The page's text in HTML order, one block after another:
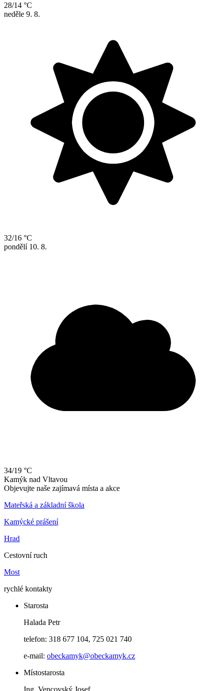
28/14 °C
neděle 9. 8.
32/16 °C
pondělí 10. 8.
34/19 °C
Kamýk nad Vltavou
Objevujte naše zajímavá místa a akce
Mateřská a základní škola
Kamýcké prášení
Hrad
Cestovní ruch
Most
rychlé kontakty
Starosta
Halada Petr
telefon: 318 677 104, 725 021 740
e-mail: obeckamyk@obeckamyk.cz
Místostarosta